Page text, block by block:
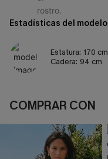
Estadísticas del modelo
Estatura: 170 cm
Cadera: 94 cm
COMPRAR CON